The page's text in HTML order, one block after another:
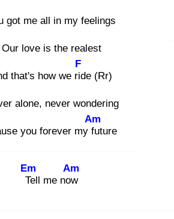
got me all in my feelings
Our love is the realest
that's how we rid
F
e (Rr)
alone, never wondering
you forever my fu
Am
ture
Te
Em
ll me now
Am